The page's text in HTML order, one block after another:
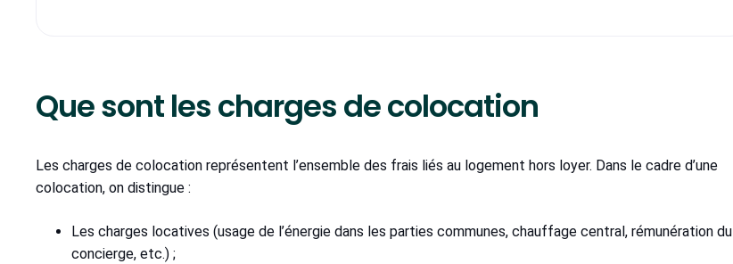
Que sont les charges de colocation
Les charges de colocation représentent l’ensemble des frais liés au logement hors loyer. Dans le cadre d’une
colocation, on distingue :
Les charges locatives (usage de l’énergie dans les parties communes, chauffage central, rémunération du
concierge, etc.) ;